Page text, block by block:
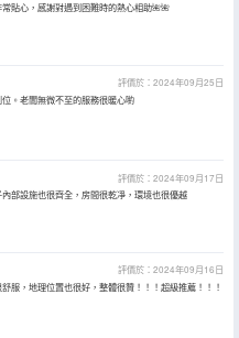
貼心，感謝對遇到困難時的熱心相助🌺🌺
評價於：2024年09月25日
。老闆無微不至的服務很暖心喲
評價於：2024年09月17日
部設施也很齊全，房間很乾凈，環境也很優越
評價於：2024年09月16日
服，地理位置也很好，整體很贊！！！超級推薦！！！